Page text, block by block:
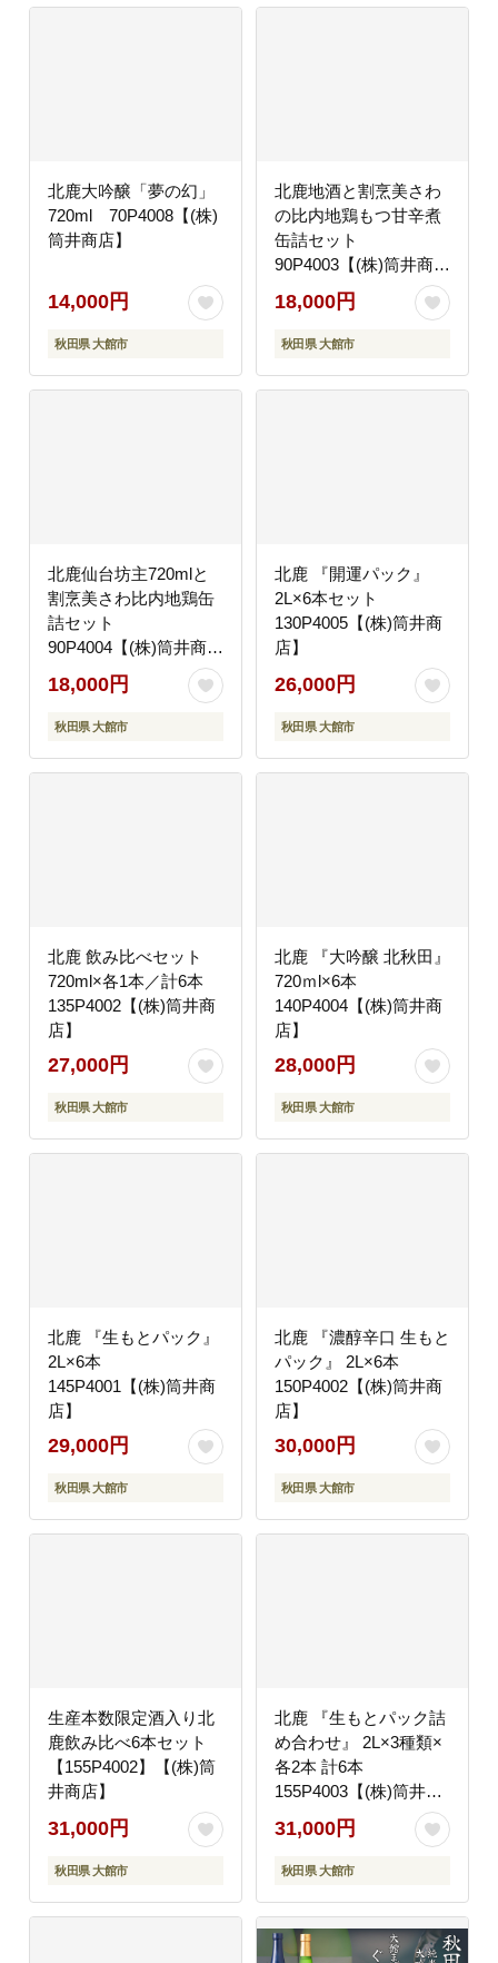
北鹿大吟醸「夢の幻」
720ml 70P4008【(株)
筒井商店】
14,000円
秋田県 大館市
北鹿地酒と割烹美さわ
の比内地鶏もつ甘辛煮
缶詰セット
90P4003【(株)筒井商
18,000円
秋田県 大館市
北鹿仙台坊主720mlと
割烹美さわ比内地鶏缶
詰セット
90P4004【(株)筒井商
18,000円
秋田県 大館市
北鹿 『開運パック』
2L×6本セット
130P4005【(株)筒井商
店】
26,000円
秋田県 大館市
北鹿 飲み比べセット
720ml×各1本／計6本
135P4002【(株)筒井商
店】
27,000円
秋田県 大館市
北鹿 『大吟醸 北秋田』
720ｍl×6本
140P4004【(株)筒井商
店】
28,000円
秋田県 大館市
北鹿 『生もとパック』
2L×6本
145P4001【(株)筒井商
店】
29,000円
秋田県 大館市
北鹿 『濃醇辛口 生もと
パック』 2L×6本
150P4002【(株)筒井商
店】
30,000円
秋田県 大館市
生産本数限定酒入り北
鹿飲み比べ6本セット
【155P4002】【(株)筒
井商店】
31,000円
秋田県 大館市
北鹿 『生もとパック詰
め合わせ』 2L×3種類×
各2本 計6本
155P4003【(株)筒井商
31,000円
秋田県 大館市